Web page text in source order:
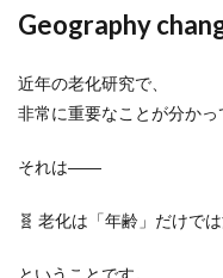
Geography
近年の老化研究で、
非常に重要なことが分かっ
それは――
🧬 老化は「年齢」だけで
ということです。